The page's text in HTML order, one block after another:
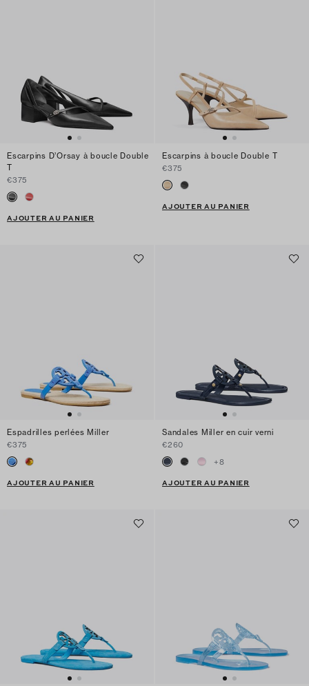
Escarpins D’Orsay à boucle Double
T
€375
AJOUTER AU PANIER
Escarpins à boucle Double T
€375
AJOUTER AU PANIER
Espadrilles perlées Miller
€375
AJOUTER AU PANIER
Sandales Miller en cuir verni
€260
+8
AJOUTER AU PANIER